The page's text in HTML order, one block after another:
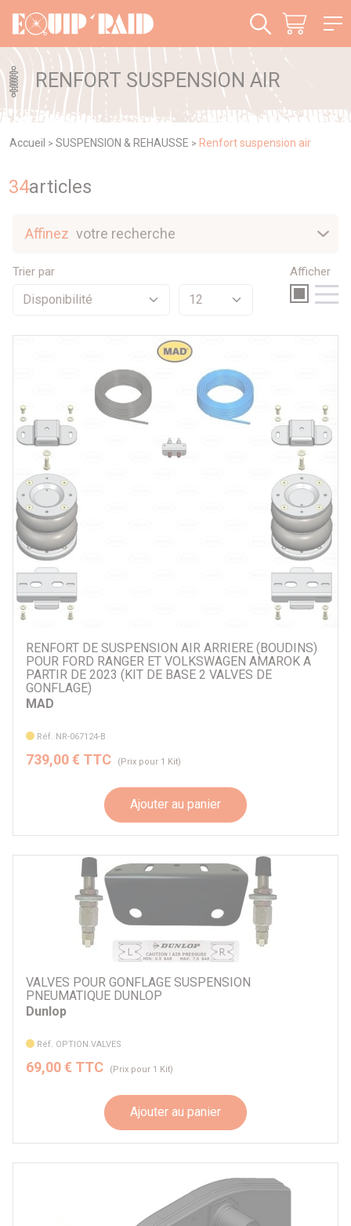
RENFORT SUSPENSION AIR
Accueil > SUSPENSION & REHAUSSE > Renfort suspension air
34articles
Trier par Afficher
RENFORT DE SUSPENSION AIR ARRIERE (BOUDINS)
POUR FORD RANGER ET VOLKSWAGEN AMAROK A
PARTIR DE 2023 (KIT DE BASE 2 VALVES DE
GONFLAGE)
MAD
Réf. NR-067124-B
739,00 € TTC (Prix pour 1 Kit)
Ajouter au panier
VALVES POUR GONFLAGE SUSPENSION
PNEUMATIQUE DUNLOP
Dunlop
Réf. OPTION.VALVES
69,00 € TTC (Prix pour 1 Kit)
Ajouter au panier
Affinez votre recherche
Promotions
69 € 1759 €
Par marque
Dunlop
MAD
Old Man Emu
Autre
Par véhicule
Panneau de gestion des cookies